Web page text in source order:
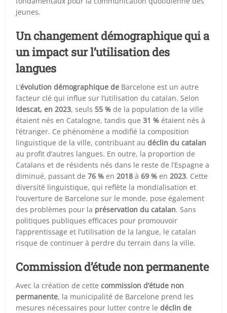
jeunes.
Un changement démographique qui a
un impact sur l’utilisation des
langues
L’évolution démographique de Barcelone est un autre
facteur clé qui influe sur l’utilisation du catalan. Selon
Idescat, en 2023, seuls 55 % de la population de la ville
étaient nés en Catalogne, tandis que31 % étaient nés à
l’étranger. Ce phénomène a modifié la composition
linguistique de la ville, contribuant audéclin du catalan
au profit d’autres langues. En outre, la proportion de
Catalans et de résidents nés dans le reste de l’Espagne a
diminué, passant de76 % en2018 à69 % en2023. Cette
diversité linguistique, qui reflète la mondialisation et
l’ouverture de Barcelone sur le monde, pose également
des problèmes pour la préservation du catalan. Sans
politiques publiques efficaces pour promouvoir
l’apprentissage et l’utilisation de la langue, le catalan
risque de continuer à perdre du terrain dans la ville.
Commission d’étude non permanente
Avec la création de cettecommission d’étude non
permanente, la municipalité de Barcelone prend les
mesures nécessaires pour lutter contre ledéclin de